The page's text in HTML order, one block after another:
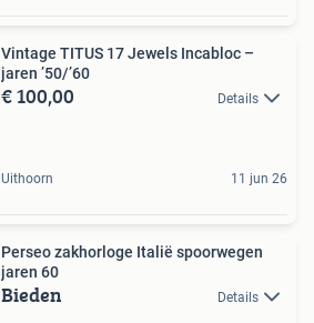
Vintage TITUS 17 Jewels Incabloc –
jaren ’50/’60
€ 100,00 Details
Uithoorn 11 jun 26
Perseo zakhorloge Italië spoorwegen
jaren 60
Bieden Details